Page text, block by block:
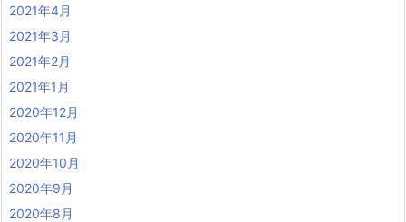
2021年4月
2021年3月
2021年2月
2021年1月
2020年12月
2020年11月
2020年10月
2020年9月
2020年8月